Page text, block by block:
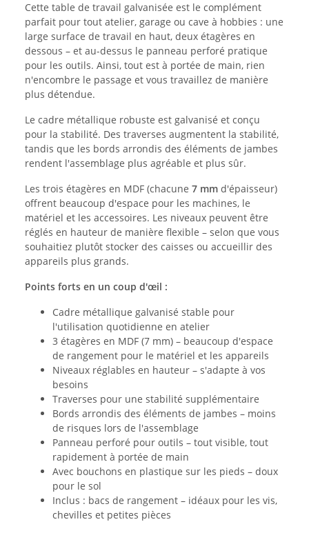
Cette table de travail galvanisée est le complément
parfait pour tout atelier, garage ou cave à hobbies : une
large surface de travail en haut, deux étagères en
dessous – et au-dessus le panneau perforé pratique
pour les outils. Ainsi, tout est à portée de main, rien
n'encombre le passage et vous travaillez de manière
plus détendue.
Le cadre métallique robuste est galvanisé et conçu
pour la stabilité. Des traverses augmentent la stabilité,
tandis que les bords arrondis des éléments de jambes
rendent l'assemblage plus agréable et plus sûr.
Les trois étagères en MDF (chacune 7 mm d'épaisseur)
offrent beaucoup d'espace pour les machines, le
matériel et les accessoires. Les niveaux peuvent être
réglés en hauteur de manière flexible – selon que vous
souhaitiez plutôt stocker des caisses ou accueillir des
appareils plus grands.
Points forts en un coup d'œil :
Cadre métallique galvanisé stable pour
l'utilisation quotidienne en atelier
3 étagères en MDF (7 mm) – beaucoup d'espace
de rangement pour le matériel et les appareils
Niveaux réglables en hauteur – s'adapte à vos
besoins
Traverses pour une stabilité supplémentaire
Bords arrondis des éléments de jambes – moins
de risques lors de l'assemblage
Panneau perforé pour outils – tout visible, tout
rapidement à portée de main
Avec bouchons en plastique sur les pieds – doux
pour le sol
Inclus : bacs de rangement – idéaux pour les vis,
chevilles et petites pièces